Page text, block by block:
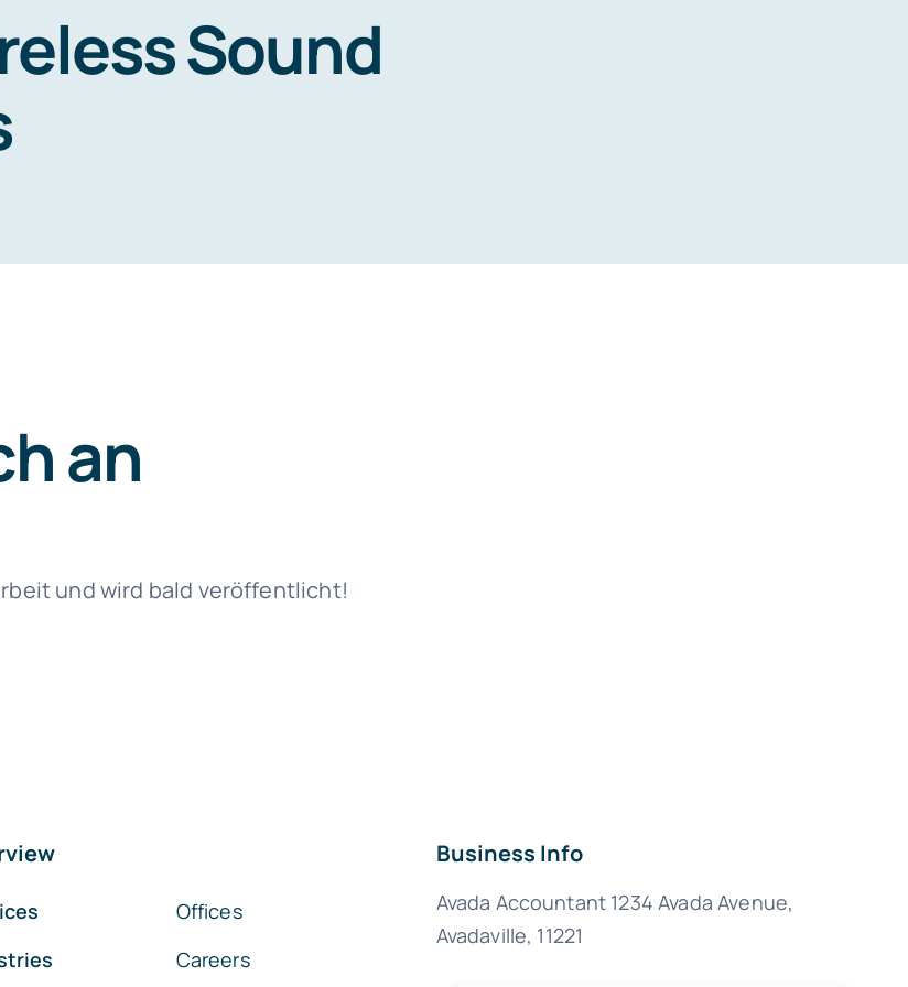
Sound
an
und wird bald veröffentlicht!
Offices
Careers
Business Info
Avada Accountant 1234 Avada Avenue,
Avadaville, 11221